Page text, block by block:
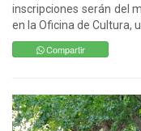
inscripciones serán del
en la Oficina de Cultura,
Compartir